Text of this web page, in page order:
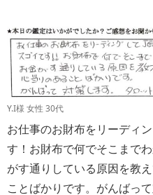
Y.I様 女性 30代
お仕事のお財布をリーディ
す！お財布で何でそこまで
がす通りしている原因を教
ことばかりです。がんばっ